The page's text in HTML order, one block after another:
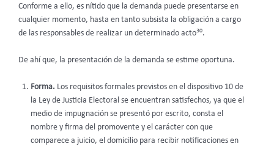
Conforme a ello, es nítido que la demanda puede presentarse en
cualquier momento, hasta en tanto subsista la obligación a cargo
de las responsables de realizar un determinado acto30.
De ahí que, la presentación de la demanda se estime oportuna.
Forma. Los requisitos formales previstos en el dispositivo 10 de
la Ley de Justicia Electoral se encuentran satisfechos, ya que el
medio de impugnación se presentó por escrito, consta el
nombre y firma del promovente y el carácter con que
comparece a juicio, el domicilio para recibir notificaciones en